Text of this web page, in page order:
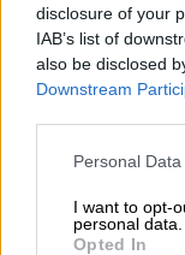
disclosure of your
IAB’s list of
also be disclosed
Downstream
Personal
I want to opt-
personal data.
Opted In
Αντώνης
05.08.2026 - 11:30
Η νέα εποχή στην
διαμεσολαβητών
Ξεκινούν οι
«Τουρισμός για